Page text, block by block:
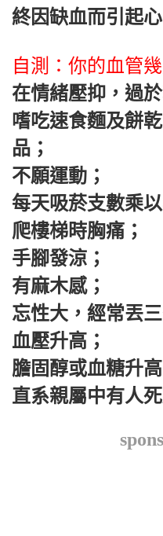
終因缺血而引起
自測：你的血管
在情緒壓抑，過於
嗜吃速食麵及餅
品；
不願運動；
每天吸菸支數乘
爬樓梯時胸痛；
手腳發涼；
有麻木感；
忘性大，經常丟三
血壓升高；
膽固醇或血糖升高
直系親屬中有人